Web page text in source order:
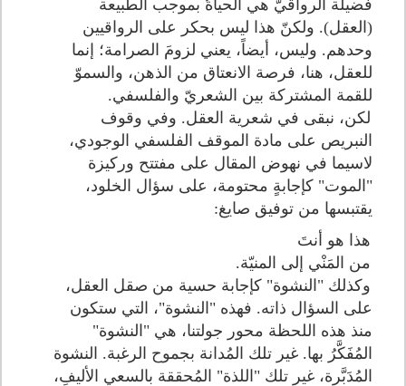
فضيلة الرواقيّ هي الحياةُ بموجب الطبيعة
(العقل). ولكنّ هذا ليس بحكر على الرواقيين
وحدهم. وليس، أيضاً، يعني لزومَ الصرامة؛ إنما
للعقل، هنا، فرصة الانعتاق من الذهن، والسموّ
للقمة المشتركة بين الشعريّ والفلسفي.
لكن، نبقى في شعرية العقل. وفي وقوف
النبريص على مادة الموقف الفلسفي الوجودي،
لاسيما في نهوض المقال على مفتتح وركيزة
"الموت" كإجابةٍ محتومة، على سؤال الخلود،
يقتبسها من توفيق صايغ:
هذا هو أنتَ
من المَنْي إلى المنيّة.
وكذلك "النشوة" كإجابة حسية من صقل العقل،
على السؤال ذاته. فهذه "النشوة"، التي ستكون
منذ هذه اللحظة محور جولتنا، هي "النشوة"
المُفَكَّرُ بها. غير تلك المُدانة بجموح الرغبة. النشوة
المُدَبَّرة، غير تلك "اللذة" المُحققة بالسعي الأليفِ،